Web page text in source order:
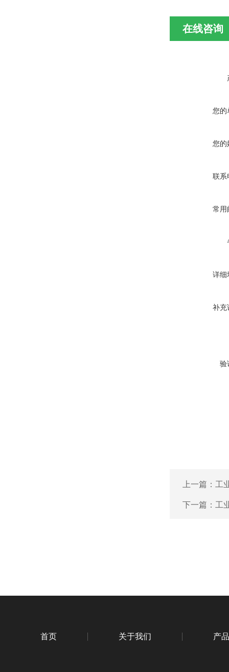
在线咨询
您的
您的
联系
常用
详细
补充
验
上一篇： 工
下一篇： 工
首页 关于我们 产